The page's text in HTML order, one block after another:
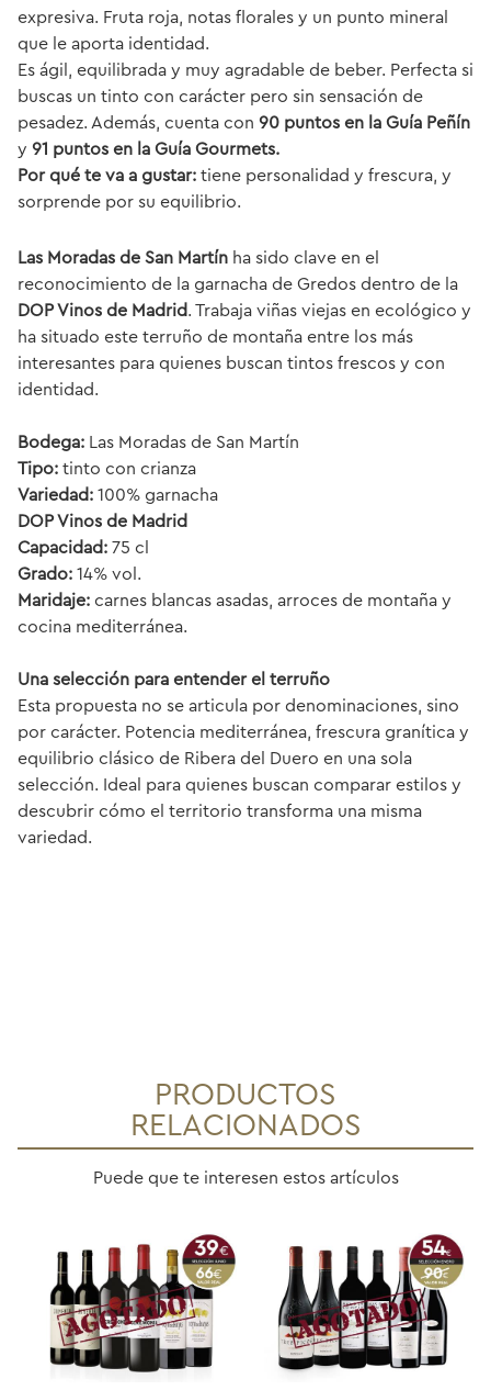
expresiva. Fruta roja, notas florales y un punto mineral
que le aporta identidad.
Es ágil, equilibrada y muy agradable de beber. Perfecta si
buscas un tinto con carácter pero sin sensación de
pesadez. Además, cuenta con 90 puntos en la Guía Peñín
y 91 puntos en la Guía Gourmets.
Por qué te va a gustar: tiene personalidad y frescura, y
sorprende por su equilibrio.
Las Moradas de San Martín ha sido clave en el
reconocimiento de la garnacha de Gredos dentro de la
DOP Vinos de Madrid. Trabaja viñas viejas en ecológico y
ha situado este terruño de montaña entre los más
interesantes para quienes buscan tintos frescos y con
identidad.
Bodega:
Las Moradas de San Martín
Tipo: tinto con crianza
Variedad: 100% garnacha
DOP Vinos de Madrid
Capacidad: 75 cl
Grado: 14% vol.
Maridaje: carnes blancas asadas, arroces de montaña y
cocina mediterránea.
Una selección para entender el terruño
Esta propuesta no se articula por denominaciones, sino
por carácter. Potencia mediterránea, frescura granítica y
equilibrio clásico de Ribera del Duero en una sola
selección. Ideal para quienes buscan comparar estilos y
descubrir cómo el territorio transforma una misma
variedad.
PRODUCTOS
RELACIONADOS
Puede que te interesen estos artículos